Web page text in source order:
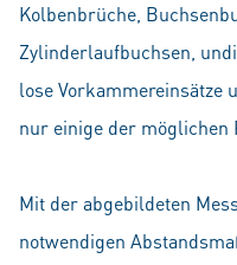
Kolbenbrüche,
Zylinderlaufbuchsen,
lose Vorkammereinsätze
nur einige der möglichen
Mit der abgebildeten
notwendigen